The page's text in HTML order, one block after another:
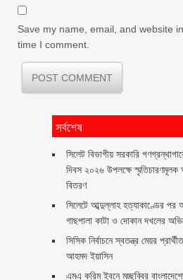
Save my name, email, and website
time I comment.
সর্বশেষ
সিলেট বিভাগীয় সরকারি
দিবস ২০২৬ উপলক্ষে
বিতরণ ‎ ‎
সিলেটে আব্দুল্লাহ হত্যাকাণ্ডের পর
গাছপালা কাটা ও দোকান দখলের
সিসিক নির্বাচনে স্বতন্ত্র মেয়র
আহমদ ইয়াসিন
এমএ করিম ইবনে মচ্ছব্বির